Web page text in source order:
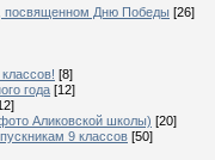
посвященном Дню Победы [26]
[8]
года [12]
Аликовской школы) [20]
9 классов [50]